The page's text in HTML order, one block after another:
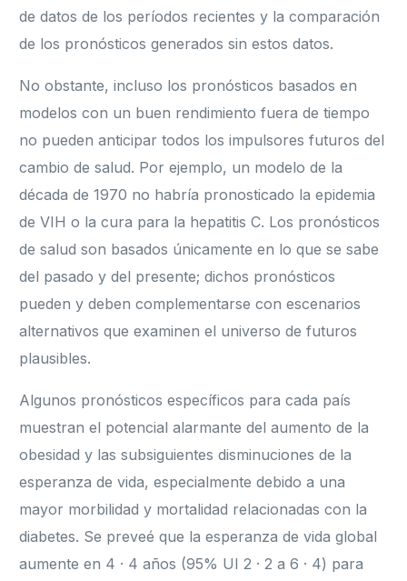
de datos de los períodos recientes y la comparación
de los pronósticos generados sin estos datos.
No obstante, incluso los pronósticos basados ​​en
modelos con un buen rendimiento fuera de tiempo
no pueden anticipar todos los impulsores futuros del
cambio de salud. Por ejemplo, un modelo de la
década de 1970 no habría pronosticado la epidemia
de VIH o la cura para la hepatitis C. Los pronósticos
de salud son basados ​​únicamente en lo que se sabe
del pasado y del presente; dichos pronósticos
pueden y deben complementarse con escenarios
alternativos que examinen el universo de futuros
plausibles.
Algunos pronósticos específicos para cada país
muestran el potencial alarmante del aumento de la
obesidad y las subsiguientes disminuciones de la
esperanza de vida, especialmente debido a una
mayor morbilidad y mortalidad relacionadas con la
diabetes. Se preveé que la esperanza de vida global
aumente en 4 · 4 años (95% UI 2 · 2 a 6 · 4) para